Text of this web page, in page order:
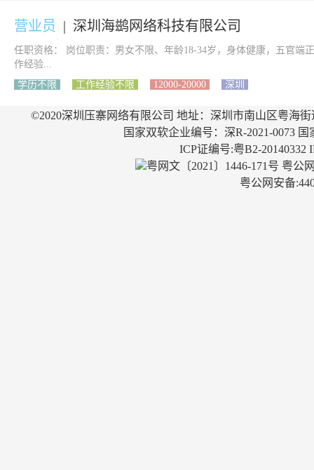
营业员 | 深圳海鹚网络科技有限公司
任职资格： 岗位职责：男女不限、年龄18-34岁，身体健康，五官端
作经验...
学历不限
工作经验不限 12000-20000 深圳
©2020深圳压寨网络有限公司 地址：深圳市南山区粤海
国家双软企业编号：深R-2021-0073
ICP证编号:粤B2-20140332
粤网文〔2021〕1446-171号 粤公
粤公网安备